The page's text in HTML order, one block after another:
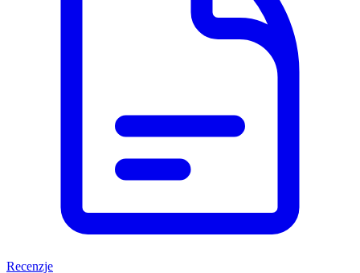
Recenzje